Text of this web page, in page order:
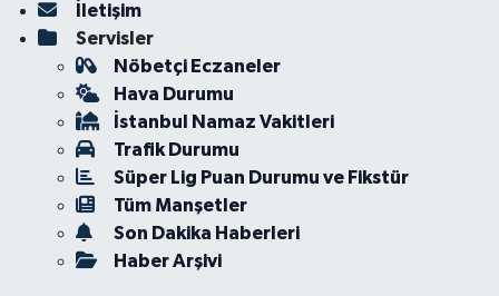
İletişim
Servisler
Nöbetçi Eczaneler
Hava Durumu
İstanbul Namaz Vakitleri
Trafik Durumu
Süper Lig Puan Durumu ve Fikstür
Tüm Manşetler
Son Dakika Haberleri
Haber Arşivi